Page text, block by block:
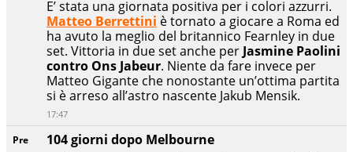
Pre
104 giorni dopo Melbourne
E’ stata una giornata positiva per i colori azzurri.
Matteo Berrettini è tornato a giocare a Roma ed
ha avuto la meglio del britannico Fearnley in due
set. Vittoria in due set anche per Jasmine Paolini
contro Ons Jabeur. Niente da fare invece per
Matteo Gigante che nonostante un’ottima partita
si è arreso all’astro nascente Jakub Mensik.
17:47